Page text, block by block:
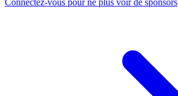
Connectez-vous pour ne plus voir de sponsors